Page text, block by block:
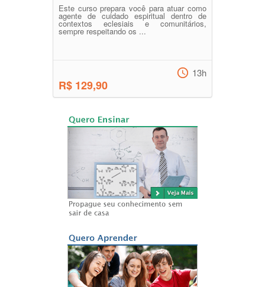
Este curso prepara você para atuar como
agente de cuidado espiritual dentro de
contextos eclesiais e comunitários,
sempre respeitando os ...
R$ 129,90
13h